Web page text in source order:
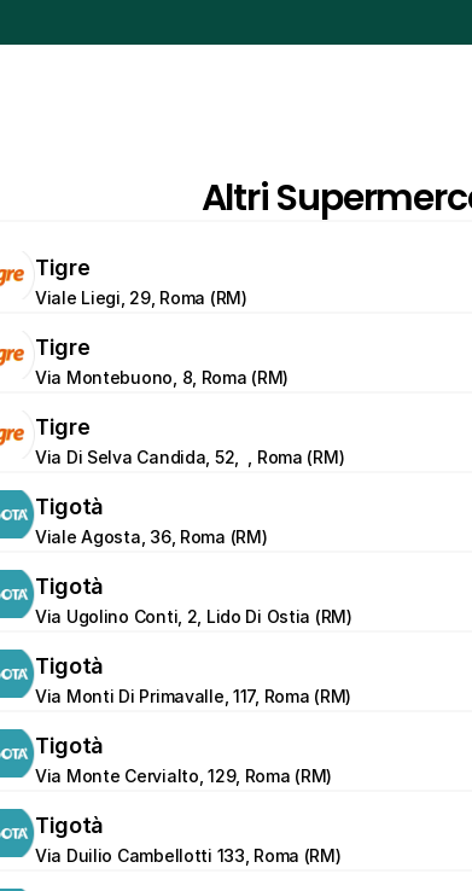
Altri
Tigre
Viale Liegi, 29, Roma (RM)
Tigre
Via Montebuono, 8, Roma (RM)
Tigre
Via Di Selva Candida, 52,  , Roma (RM)
Tigotà
Viale Agosta, 36, Roma (RM)
Tigotà
Via Ugolino Conti, 2, Lido Di Ostia (RM)
Tigotà
Via Monti Di Primavalle, 117, Roma (RM)
Tigotà
Via Monte Cervialto, 129, Roma (RM)
Tigotà
Via Duilio Cambellotti 133, Roma (RM)